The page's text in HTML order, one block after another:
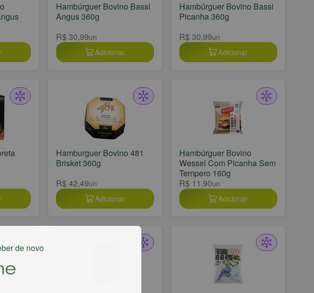
Hambúrguer Bovino Bassi
Angus 360g
R$ 30,99un
Adicionar
Hambúrguer Bovino Bassi
Picanha 360g
R$ 30,99un
Adicionar
Hamburguer Bovino 481
Brisket 360g
R$ 42,49un
Adicionar
Hambúrguer Bovino
Wessel Com Picanha Sem
Tempero 160g
R$ 11,90un
Adicionar
de novo